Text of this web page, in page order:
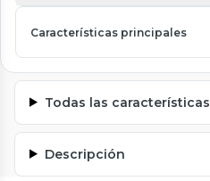
Características principales
Todas las características
Descripción